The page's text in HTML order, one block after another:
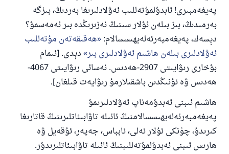
پەيغەمبىرى! ئابدۇلمۇتەللىب ئەۋلادلىرىغا بەردىڭ، بىزگە
بەرمىدىڭ، بىز بىلەن ئۇلار سىنىڭ نەزىرىڭدە بىر ئەمەسمۇ؟
دېسەك، پەيغەمبەرئەلەيھىسسالام: ھەقىقەتەن مۇتەللىب
ئەۋلادلىرى بىلەن ھاشىم ئەۋلادلىرى بىر دېدى. [ئىمام
بۇخارى رىۋايىتى 2907-ھەدىس. نەسائى رىۋايىتى 4067-
ھەدىس ۋە ئۇنىڭدىن باشقىلارمۇ رىۋايەت قىلغان].
ھاشىم ئىبنى ئەبدۇمەناپ ئەۋلادلىرىمۇ
پەيغەمبەرئەلەيھىسسالامنىڭ ئائىلە تاۋابىئاتلىرىنىڭ قاتارىغا
كىرىدۇ، چۈنكى ئۇلار ئەلى، ئابباس، جەپەر، ئۇقەيل ۋە
ھارىس ئىبنى ئەبدۇلمۇتەللىبنىڭ ئائىلە تاۋابىئاتلىرىدۇر.
ياخشىلىققا باشلارپ قويغان كىشى قىلغۇچىغا
ئوخشاش ساۋاپقا ئېرىشىدۇ
مۇسلىم رىۋايەت قىلغان (1893) ھەدىس
ئىئائە